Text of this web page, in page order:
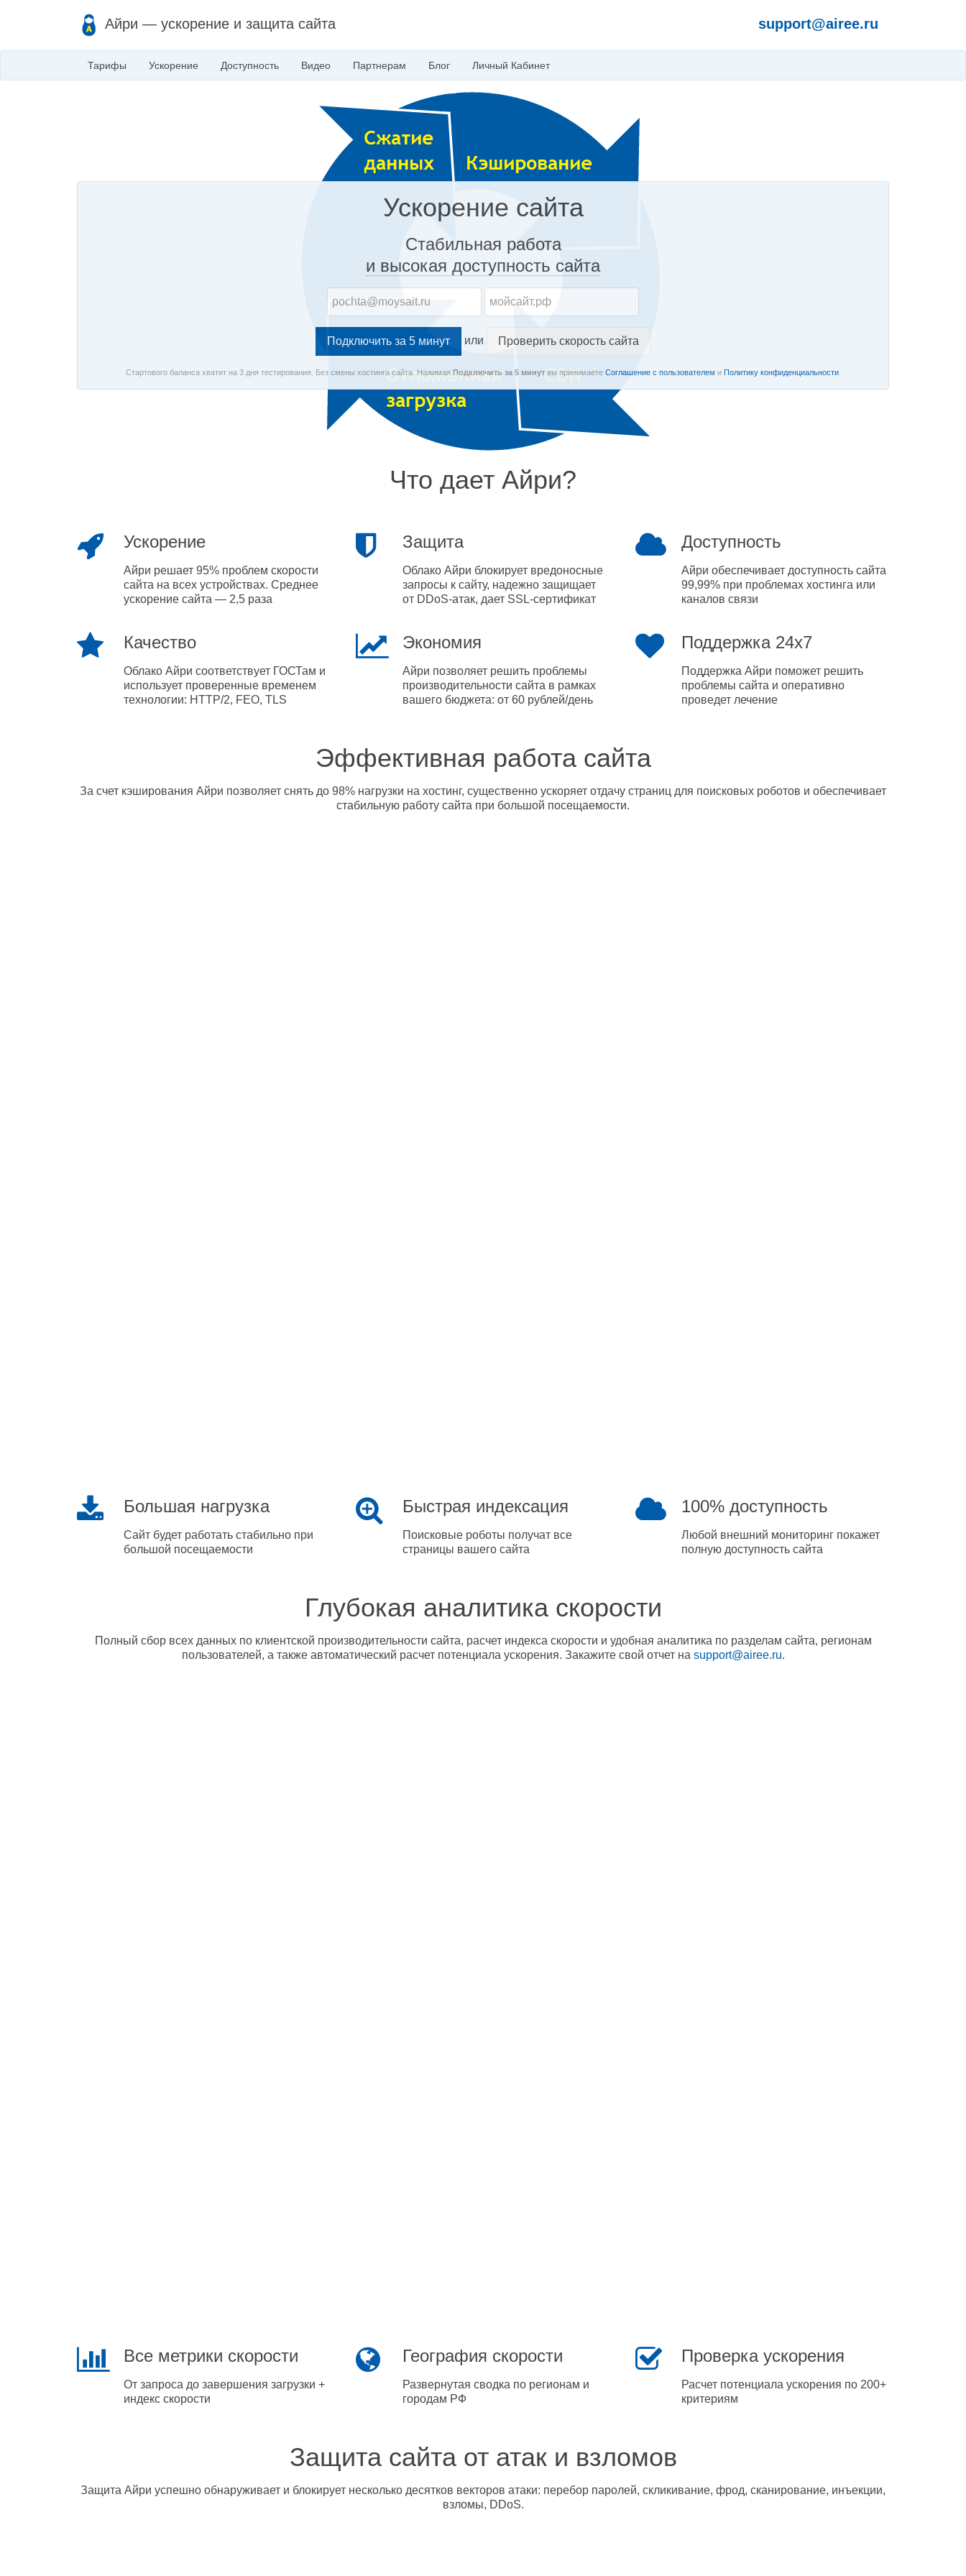
Айри — ускорение и защита сайта support@airee.ru
Тарифы Ускорение Доступность Видео Партнерам Блог Личный Кабинет
Ускорение сайта
Стабильная работа
и высокая доступность сайта
или Проверить скорость сайта
Стартового баланса хватит на 3 дня тестирования. Без смены хостинга сайта. Нажимая Подключить за 5 минутвы принимаете Соглашение с пользователем и Политику конфиденциальности.
Что дает Айри?
Ускорение
Айри решает 95% проблем скорости
сайта на всех устройствах. Среднее
ускорение сайта — 2,5 раза
Защита
Облако Айри блокирует вредоносные
запросы к сайту, надежно защищает
от DDoS-атак, дает SSL-сертификат
Доступность
Айри обеспечивает доступность сайта
99,99% при проблемах хостинга или
каналов связи
Качество
Облако Айри соответствует ГОСТам и
использует проверенные временем
технологии: HTTP/2, FEO, TLS
Экономия
Айри позволяет решить проблемы
производительности сайта в рамках
вашего бюджета: от 60 рублей/день
Поддержка 24x7
Поддержка Айри поможет решить
проблемы сайта и оперативно
проведет лечение
Эффективная работа сайта
За счет кэширования Айри позволяет снять до 98% нагрузки на хостинг, существенно ускоряет отдачу страниц для поисковых роботов и обеспечивает
стабильную работу сайта при большой посещаемости.
Большая нагрузка
Сайт будет работать стабильно при
большой посещаемости
Быстрая индексация
Поисковые роботы получат все
страницы вашего сайта
100% доступность
Любой внешний мониторинг покажет
полную доступность сайта
Глубокая аналитика скорости
Полный сбор всех данных по клиентской производительности сайта, расчет индекса скорости и удобная аналитика по разделам сайта, регионам
пользователей, а также автоматический расчет потенциала ускорения. Закажите свой отчет на support@airee.ru.
Все метрики скорости
От запроса до завершения загрузки +
индекс скорости
География скорости
Развернутая сводка по регионам и
городам РФ
Проверка ускорения
Расчет потенциала ускорения по 200+
критериям
Защита сайта от атак и взломов
Защита Айри успешно обнаруживает и блокирует несколько десятков векторов атаки: перебор паролей, скликивание, фрод, сканирование, инъекции,
взломы, DDoS.